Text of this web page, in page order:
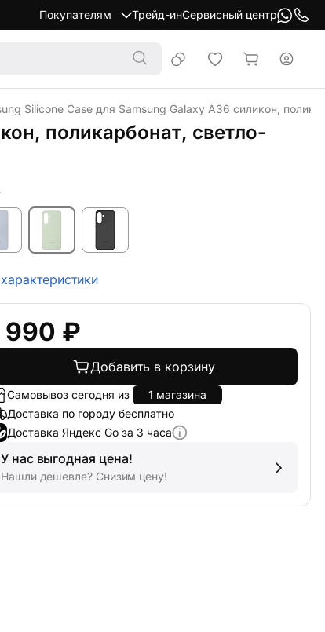
Покупателям Трейд-инСервисный центр
Silicone Case для Samsung Galaxy A36 силикон,
поликарбонат, светло-
990 ₽
Добавить в корзину
Самовывоз сегодня из
1 магазина
Доставка по городу бесплатно
Доставка Яндекс Go за 3 часа
У нас выгодная цена!
Нашли дешевле? Снизим цену!